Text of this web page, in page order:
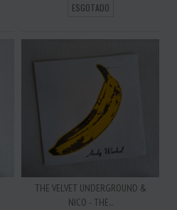
ESGOTADO
THE VELVET UNDERGROUND &
NICO - THE...